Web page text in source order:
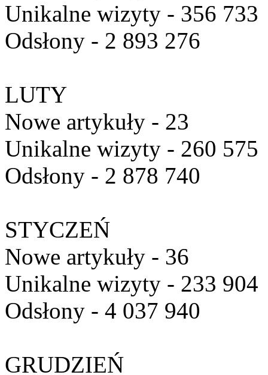
Unikalne wizyty - 356 733
Odsłony - 2 893 276
LUTY
Nowe artykuły - 23
Unikalne wizyty - 260 575
Odsłony - 2 878 740
STYCZEŃ
Nowe artykuły - 36
Unikalne wizyty - 233 904
Odsłony - 4 037 940
GRUDZIEŃ